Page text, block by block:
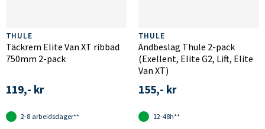
THULE
Täckrem Elite Van XT ribbad
750mm 2-pack
119,- kr
2-8 arbeidsdager**
THULE
Ändbeslag Thule 2-pack
(Exellent, Elite G2, Lift, Elite
Van XT)
155,- kr
12-48h**